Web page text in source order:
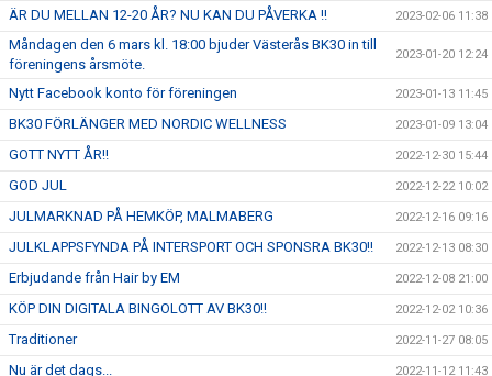
ÄR DU MELLAN 12-20 ÅR? NU KAN DU PÅVERKA !! 2023-02-06 11:38
Måndagen den 6 mars kl. 18:00 bjuder Västerås BK30 in till
föreningens årsmöte.
2023-01-20 12:24
Nytt Facebook konto för föreningen 2023-01-13 11:45
BK30 FÖRLÄNGER MED NORDIC WELLNESS 2023-01-09 13:04
GOTT NYTT ÅR!! 2022-12-30 15:44
GOD JUL 2022-12-22 10:02
JULMARKNAD PÅ HEMKÖP, MALMABERG 2022-12-16 09:16
JULKLAPPSFYNDA PÅ INTERSPORT OCH SPONSRA BK30!! 2022-12-13 08:30
Erbjudande från Hair by EM 2022-12-08 21:00
KÖP DIN DIGITALA BINGOLOTT AV BK30!! 2022-12-02 10:36
Traditioner 2022-11-27 08:05
Nu är det dags... 2022-11-12 11:43